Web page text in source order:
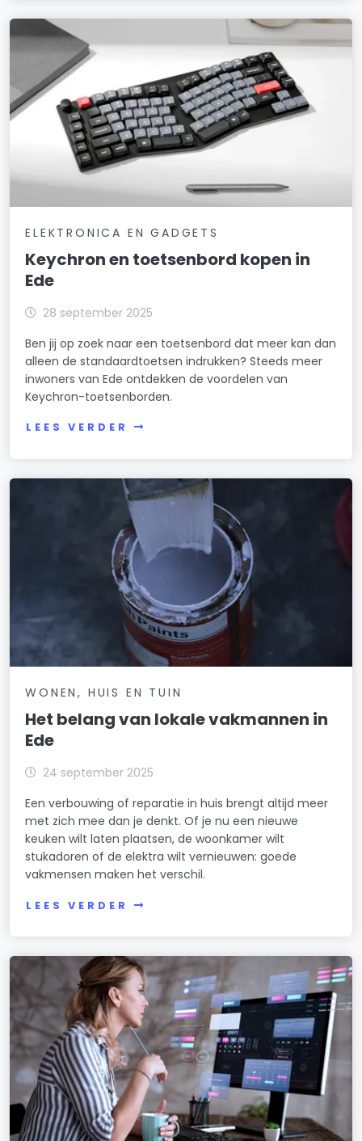
ELEKTRONICA EN GADGETS
Keychron en toetsenbord kopen in
Ede
28 september 2025
Ben jij op zoek naar een toetsenbord dat meer kan dan
alleen de standaardtoetsen indrukken? Steeds meer
inwoners van Ede ontdekken de voordelen van
Keychron-toetsenborden.
LEES VERDER
WONEN, HUIS EN TUIN
Het belang van lokale vakmannen in
Ede
24 september 2025
Een verbouwing of reparatie in huis brengt altijd meer
met zich mee dan je denkt. Of je nu een nieuwe
keuken wilt laten plaatsen, de woonkamer wilt
stukadoren of de elektra wilt vernieuwen: goede
vakmensen maken het verschil.
LEES VERDER